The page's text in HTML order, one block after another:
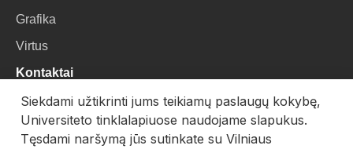
Grafika
Virtus
Kontaktai
VU Biblioteka
Universiteto g. 3, LT-01122, Vilnius
Siekdami užtikrinti jums teikiamų paslaugų kokybę,
Universiteto tinklalapiuose naudojame slapukus.
Tęsdami naršymą jūs sutinkate su Vilniaus